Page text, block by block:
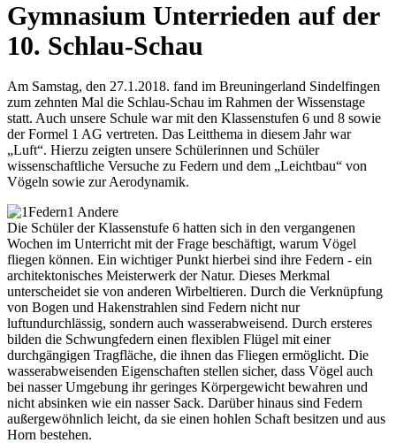
Gymnasium Unterrieden auf der
10. Schlau-Schau
Am Samstag, den 27.1.2018. fand im Breuningerland Sindelfingen
zum zehnten Mal die Schlau-Schau im Rahmen der Wissenstage
statt. Auch unsere Schule war mit den Klassenstufen 6 und 8 sowie
der Formel 1 AG vertreten. Das Leitthema in diesem Jahr war
„Luft“. Hierzu zeigten unsere Schülerinnen und Schüler
wissenschaftliche Versuche zu Federn und dem „Leichtbau“ von
Vögeln sowie zur Aerodynamik.
Die Schüler der Klassenstufe 6 hatten sich in den vergangenen
Wochen im Unterricht mit der Frage beschäftigt, warum Vögel
fliegen können. Ein wichtiger Punkt hierbei sind ihre Federn - ein
architektonisches Meisterwerk der Natur. Dieses Merkmal
unterscheidet sie von anderen Wirbeltieren. Durch die Verknüpfung
von Bogen und Hakenstrahlen sind Federn nicht nur
luftundurchlässig, sondern auch wasserabweisend. Durch ersteres
bilden die Schwungfedern einen flexiblen Flügel mit einer
durchgängigen Tragfläche, die ihnen das Fliegen ermöglicht. Die
wasserabweisenden Eigenschaften stellen sicher, dass Vögel auch
bei nasser Umgebung ihr geringes Körpergewicht bewahren und
nicht absinken wie ein nasser Sack. Darüber hinaus sind Federn
außergewöhnlich leicht, da sie einen hohlen Schaft besitzen und aus
Horn bestehen.